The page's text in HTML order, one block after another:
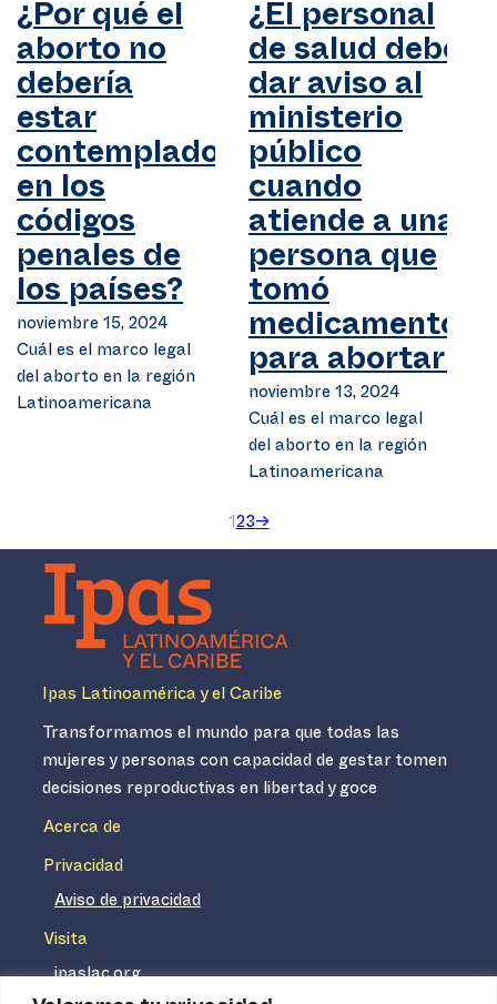
¿Por qué el
aborto no
debería
estar
contemplado
en los
códigos
penales de
los países?
noviembre 15, 2024
Cuál es el marco legal
del aborto en la región
Latinoamericana
¿El personal
de salud debe
dar aviso al
ministerio
público
cuando
atiende a una
persona que
tomó
medicamentos
para abortar?
noviembre 13, 2024
Cuál es el marco legal
del aborto en la región
Latinoamericana
2 3 →
Ipas Latinoamérica y el Caribe
Transformamos el mundo para que todas las
mujeres y personas con capacidad de gestar tomen
decisiones reproductivas en libertad y goce
Acerca de
Privacidad
Aviso de privacidad
Visita
ipaslac.org